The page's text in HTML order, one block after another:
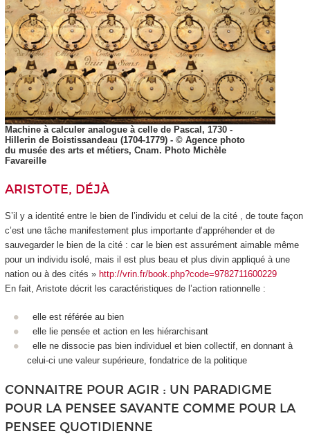
Machine à calculer analogue à celle de Pascal, 1730 -
Hillerin de Boistissandeau (1704-1779) - © Agence photo
du musée des arts et métiers, Cnam. Photo Michèle
Favareille
ARISTOTE, DÉJÀ
S’il y a identité entre le bien de l’individu et celui de la cité , de toute façon
c’est une tâche manifestement plus importante d’appréhender et de
sauvegarder le bien de la cité : car le bien est assurément aimable même
pour un individu isolé, mais il est plus beau et plus divin appliqué à une
nation ou à des cités » http://vrin.fr/book.php?code=9782711600229
En fait, Aristote décrit les caractéristiques de l’action rationnelle:
elle est référée au bien
elle lie pensée et action en les hiérarchisant
elle ne dissocie pas bien individuel et bien collectif, en donnant à
celui-ci une valeur supérieure, fondatrice de la politique
CONNAITRE POUR AGIR : UN PARADIGME
POUR LA PENSEE SAVANTE COMME POUR LA
PENSEE QUOTIDIENNE